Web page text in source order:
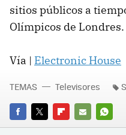
sitios públicos a
Olímpicos de Londres.
Vía | Electronic House
FACEBOOK
TWITTERFLIPBOARD
E-
TEMAS Televisores